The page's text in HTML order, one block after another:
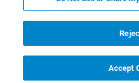
パンフレットをダウン
Accept